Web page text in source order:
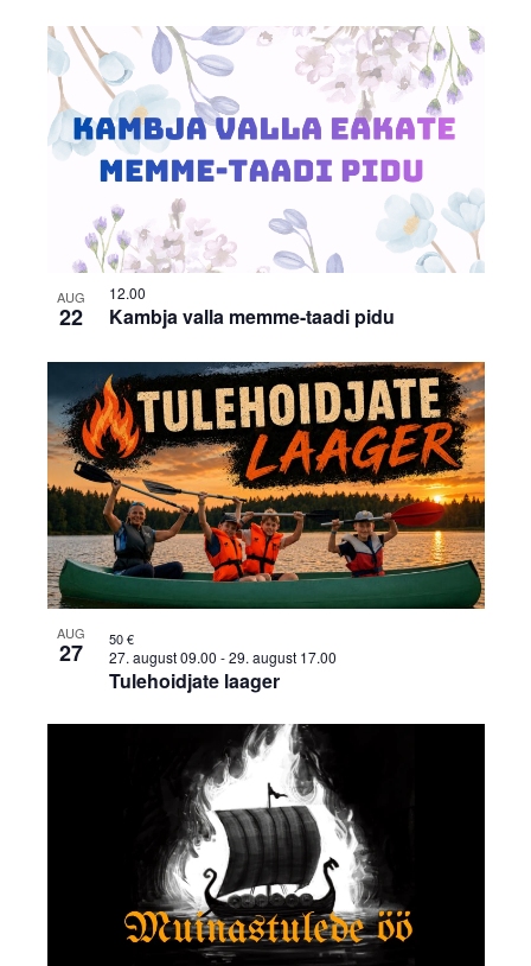
AUG
22 Kambja valla memme-taadi pidu
12.00
AUG
27
Tulehoidjate laager
27. august 09.00 -29. august 17.00
50 €